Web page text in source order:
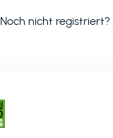
Noch nicht registriert?